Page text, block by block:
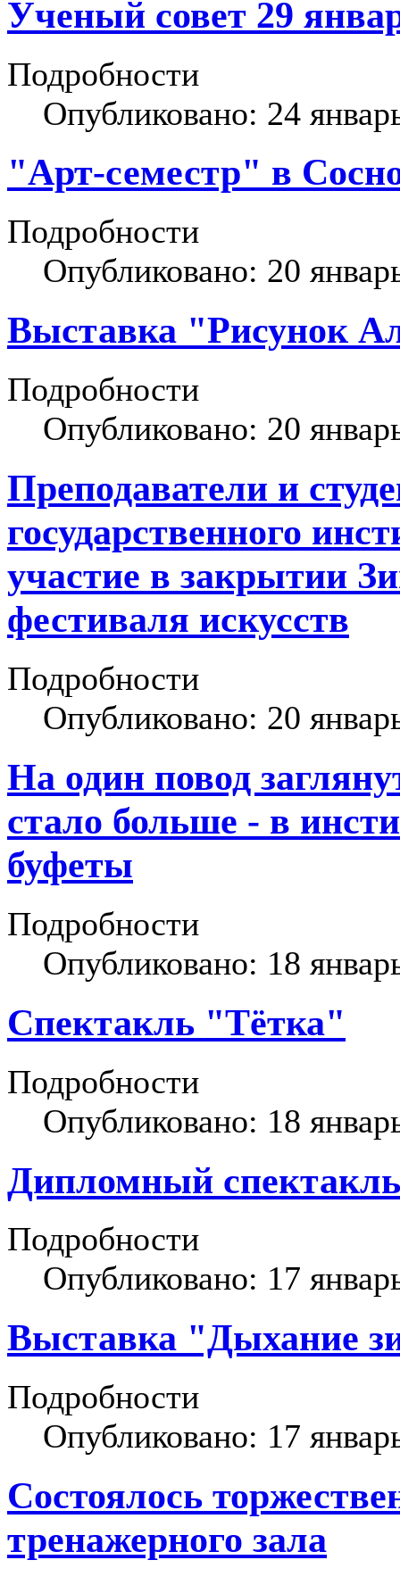
Ученый совет 29
Подробности
Опубликовано: 24
"Арт-семестр" в
Подробности
Опубликовано: 20
Выставка "Рисунок
Подробности
Опубликовано: 20
Преподаватели и
государственного
участие в закрытии
фестиваля искусств
Подробности
Опубликовано: 20
На один повод
стало больше - в
буфеты
Подробности
Опубликовано: 18
Спектакль "Тётка"
Подробности
Опубликовано: 18
Дипломный
Подробности
Опубликовано: 17
Выставка "Дыхание
Подробности
Опубликовано: 17
Состоялось
тренажерного зала